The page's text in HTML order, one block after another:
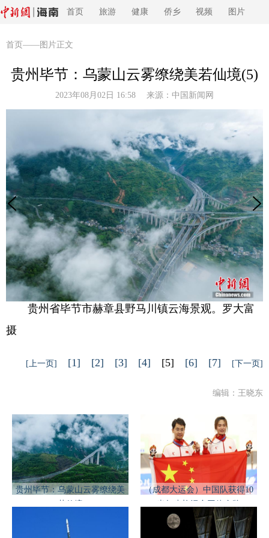
首页 旅游 健康 侨乡 视频 图片
首页 ——图片正文
贵州毕节：乌蒙山云雾缭绕美若仙境(5)
2023年08月02日 16:58 来源： 中国新闻网
贵州省毕节市赫章县野马川镇云海景观。罗大富
摄
[上一页] [1] [2] [3] [4] [5] [6] [7] [下一页]
编辑：王晓东
贵州毕节：乌蒙山云雾缭绕美
（成都大运会）中国队获得10